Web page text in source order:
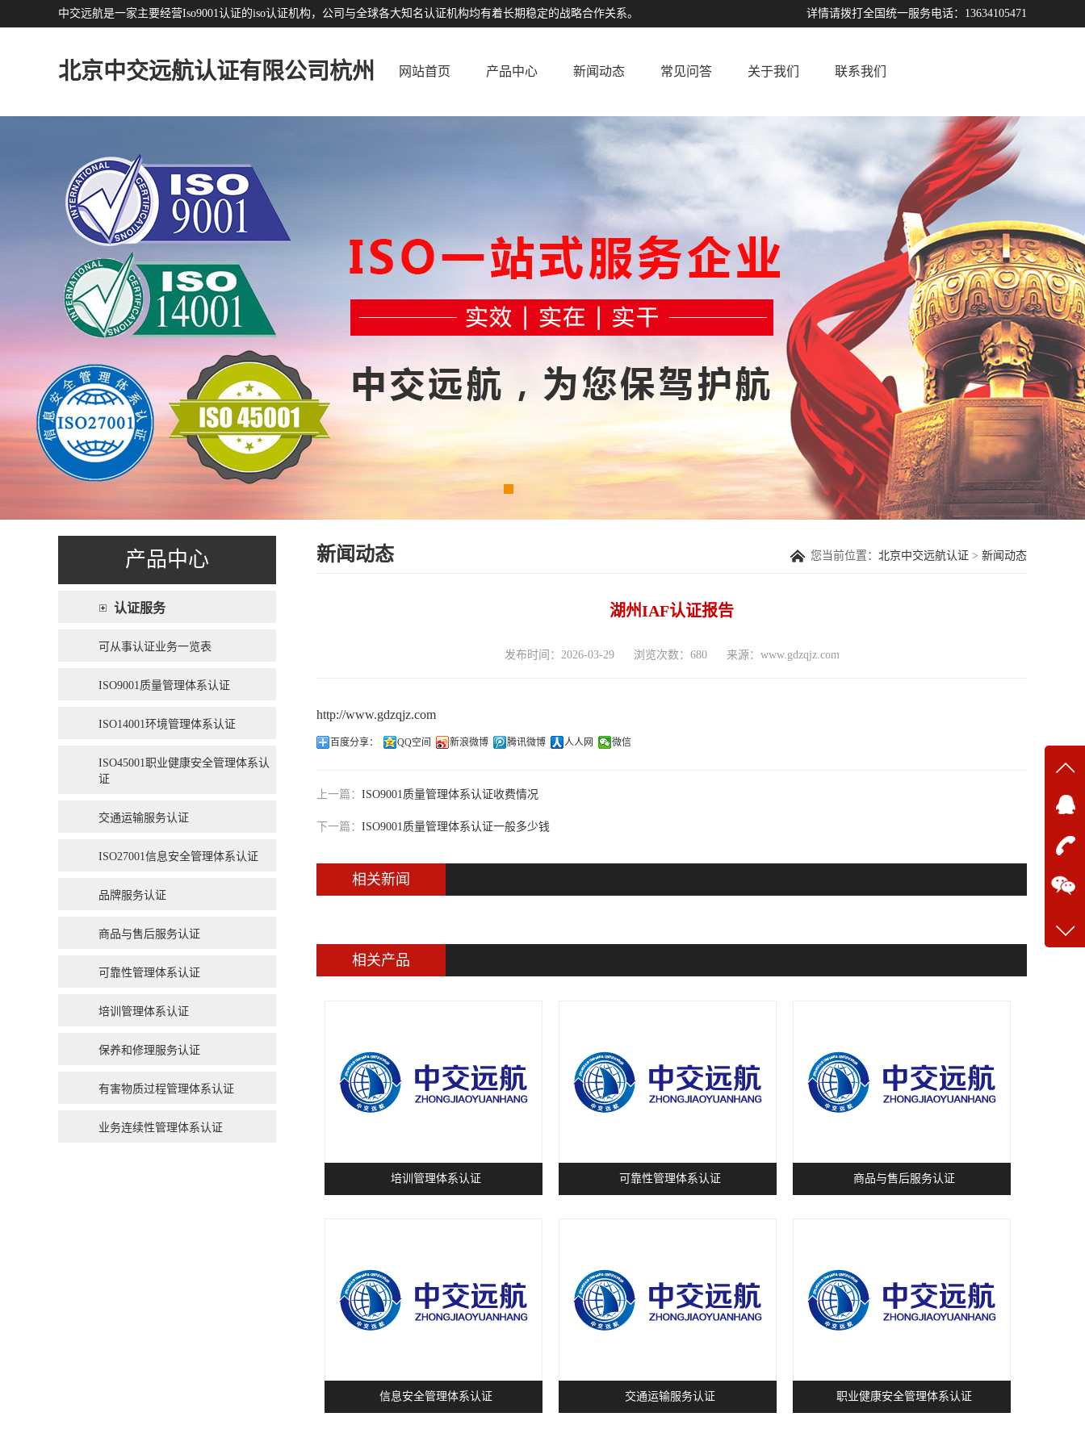
中交远航是一家主要经营Iso9001认证的iso认证机构，公司与全球各大知名认证机构均有着长期稳定的战略合作关系。 详情请拨打全国统一服务电话：13634105471
北京中交远航认证有限公司杭州
分公司
网站首页 产品中心 新闻动态 常见问答 关于我们 联系我们
产品中心
认证服务
可从事认证业务一览表
ISO9001质量管理体系认证
ISO14001环境管理体系认证
ISO45001职业健康安全管理体系认
证
交通运输服务认证
ISO27001信息安全管理体系认证
品牌服务认证
商品与售后服务认证
可靠性管理体系认证
培训管理体系认证
保养和修理服务认证
有害物质过程管理体系认证
业务连续性管理体系认证
新闻动态 您当前位置： 北京中交远航认证 > 新闻动态
湖州IAF认证报告
发布时间：2026-03-29 浏览次数：680 来源：www.gdzqjz.com
http://www.gdzqjz.com
百度分享： QQ空间 新浪微博 腾讯微博 人人网 微信
上一篇： ISO9001质量管理体系认证收费情况
下一篇： ISO9001质量管理体系认证一般多少钱
相关新闻
相关产品
培训管理体系认证 可靠性管理体系认证 商品与售后服务认证
信息安全管理体系认证 交通运输服务认证 职业健康安全管理体系认证
在线
在
咨询
客服